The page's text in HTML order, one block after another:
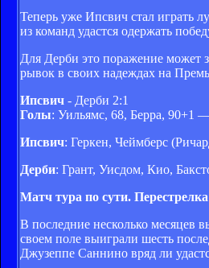
Теперь уже Ипсвич стал играть
из команд удастся одержать
Для Дерби это поражение может
рывок в своих надеждах на
Ипсвич - Дерби 2:1
Голы: Уильямс, 68, Берра, 90+1
Ипсвич: Геркен, Чеймберс
Дерби: Грант, Уисдом, Кио,
Матч тура по сути.
В последние несколько месяцев
своем поле выиграли шесть
Джузеппе Саннино вряд ли